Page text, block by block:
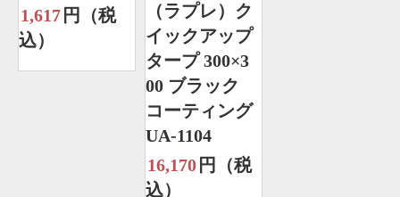
1,617 円（税
込）
（ラプレ）ク
イックアップ
タープ 300×3
00 ブラック
コーティング
UA-1104
16,170 円（税
込）